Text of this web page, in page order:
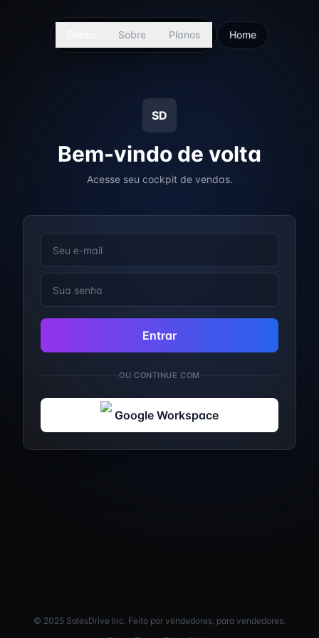
Sobre Planos Home
SD
Bem-vindo de volta
Acesse seu cockpit de vendas.
Entrar
OU CONTINUE COM
Google Workspace
© 2025 SalesDrive Inc. Feito por vendedores, para vendedores.